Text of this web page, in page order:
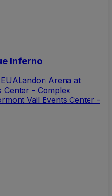
Inferno
Landon Arena at
Center - Complex
Vail Events Center -